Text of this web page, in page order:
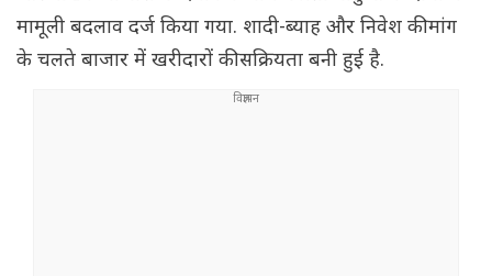
मामूली बदलाव दर्ज किया गया. शादी-ब्याह और निवेश की मांग
के चलते बाजार में खरीदारों की सक्रियता बनी हुई है.